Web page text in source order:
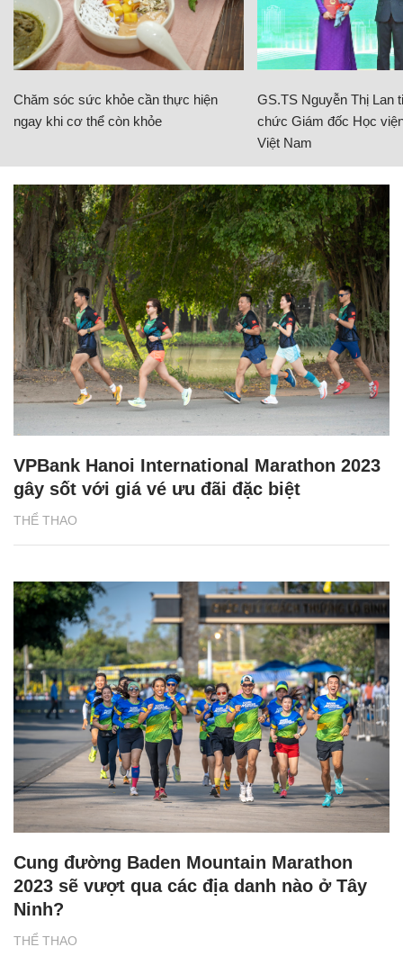
Chăm sóc sức khỏe cần thực hiện
ngay khi cơ thể còn khỏe
GS.TS Nguyễn Thị Lan
chức Giám đốc Học
Việt Nam
THỂ THAO
VPBank Hanoi International Marathon 2023
gây sốt với giá vé ưu đãi đặc biệt
THỂ THAO
Cung đường Baden Mountain Marathon
2023 sẽ vượt qua các địa danh nào ở Tây
Ninh?